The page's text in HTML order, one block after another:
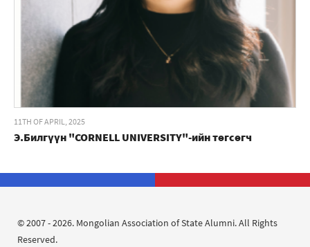
11TH OF APRIL, 2025
Э.Билгүүн "CORNELL UNIVERSITY"-ийн төгсөгч
© 2007 - 2026. Mongolian Association of State Alumni. All Rights
Reserved.